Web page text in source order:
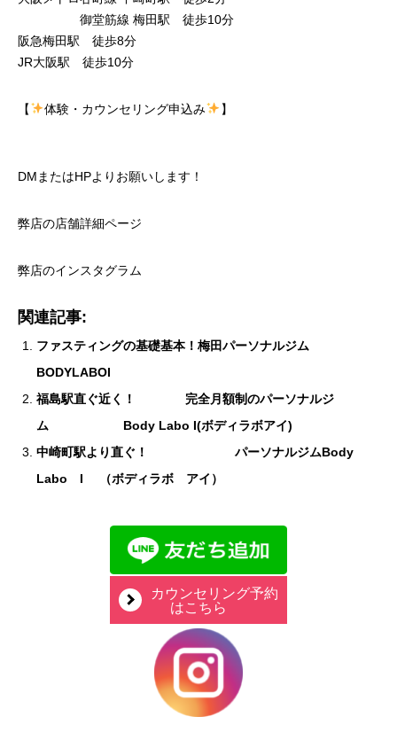
御堂筋線 梅田駅 徒歩10分
阪急梅田駅 徒歩8分
JR大阪駅 徒歩10分
【 体験・カウンセリング申込み 】
DMまたはHPよりお願いします！
弊店の店舗詳細ページ
弊店のインスタグラム
関連記事:
ファスティングの基礎基本！梅田パーソナルジム
BODYLABOI
福島駅直ぐ近く！ 完全月額制のパーソナルジ
ム Body Labo I(ボディラボアイ)
中崎町駅より直ぐ！ パーソナルジムBody
Labo I （ボディラボ アイ）
カウンセリング予約
はこちら